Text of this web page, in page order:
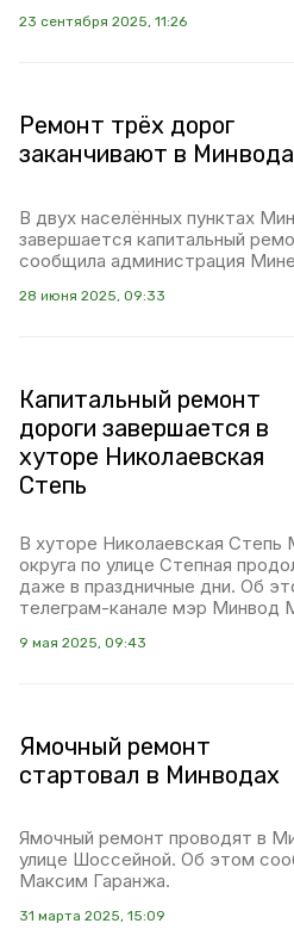
23 сентября 2025, 11:26
Ремонт трёх дорог
заканчивают в
В двух населённых пунктах
завершается капитальный
сообщила администрация
28 июня 2025, 09:33
Капитальный ремонт
дороги завершается в
хуторе Николаевская
Степь
В хуторе Николаевская Степь
округа по улице Степная
даже в праздничные дни. Об
телеграм-канале мэр Минвод
9 мая 2025, 09:43
Ямочный ремонт
стартовал в Минводах
Ямочный ремонт проводят в
улице Шоссейной. Об этом
Максим Гаранжа.
31 марта 2025, 15:09